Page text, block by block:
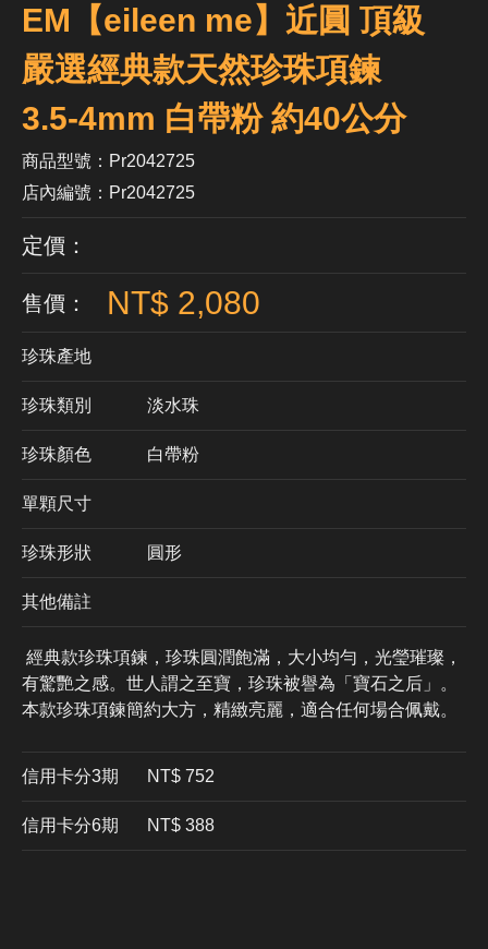
EM【eileen me】近圓 頂級
嚴選經典款天然珍珠項鍊
3.5-4mm 白帶粉 約40公分
商品型號：Pr2042725
店內編號：Pr2042725
定價：
售價： NT$ 2,080
珍珠產地
珍珠類別 淡水珠
珍珠顏色 ​白帶粉
單顆尺寸
珍珠形狀 圓形
其他備註
經典款珍珠項鍊，珍珠圓潤飽滿，大小均勻，光瑩璀璨，
有驚艷之感。世人謂之至寶，珍珠被譽為「寶石之后」。
本款珍珠項鍊簡約大方，精緻亮麗，適合任何場合佩戴。
信用卡分3期 ​NT$ 752
信用卡分6期 NT$ 388